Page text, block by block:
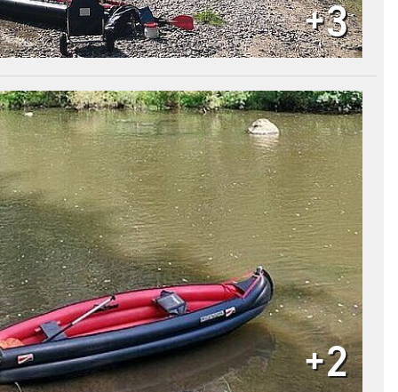
+3
+2